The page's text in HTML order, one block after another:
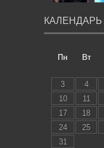
КАЛЕНДАРЬ
Пн
Вт
3
4
10
11
17
18
24
25
31